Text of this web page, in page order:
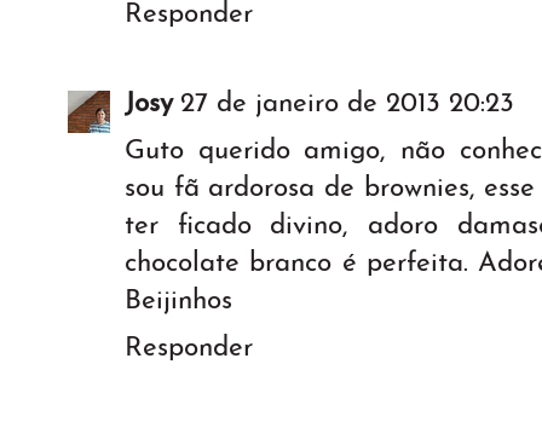
Responder
Josy 27 de janeiro de 2013 20:23
Guto querido amigo, não
sou fã ardorosa de brownies,
ter ficado divino, adoro
chocolate branco é perfeita.
Beijinhos
Responder